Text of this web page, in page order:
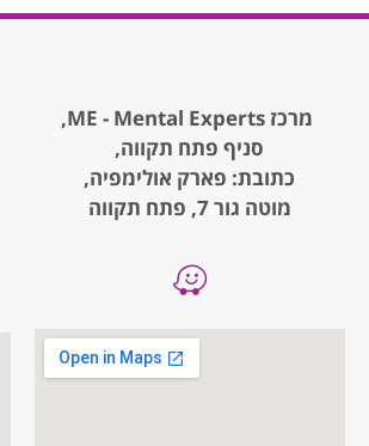
מרכז ME - Mental Experts,
סניף פתח תקווה,
כתובת: פארק אולימפיה,
מוטה גור 7, פתח תקווה